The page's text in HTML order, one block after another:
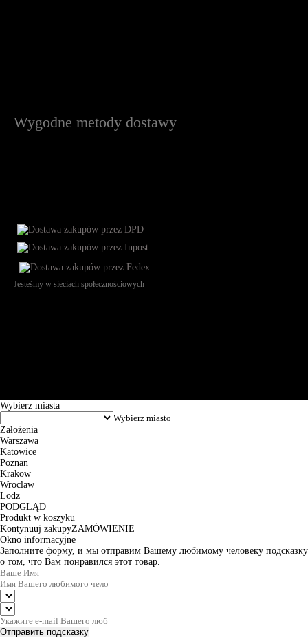
Wygodne metody dostawy
Jesteśmy w sieciach społecznościowych
Wybierz miasta
Założenia
Warszawa
Katowice
Poznan
Krakow
Wroclaw
Lodz
PODGLĄD
Produkt w koszyku
Kontynuuj zakupyZAMÓWIENIE
Okno informacyjne
Заполните форму, и мы отправим Вашему любимому человеку подсказку
о том, что Вам понравился этот товар.
Отправить подсказку